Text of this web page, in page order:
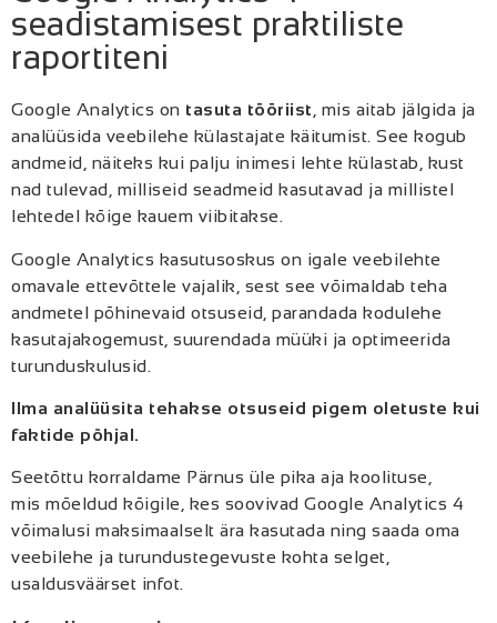
seadistamisest praktiliste
raportiteni
Google Analytics on tasuta tööriist , mis aitab jälgida ja
analüüsida veebilehe külastajate käitumist. See kogub
andmeid, näiteks kui palju inimesi lehte külastab, kust
nad tulevad, milliseid seadmeid kasutavad ja millistel
lehtedel kõige kauem viibitakse.
Google Analytics kasutusoskus on igale veebilehte
omavale ettevõttele vajalik, sest see võimaldab teha
andmetel põhinevaid otsuseid, parandada kodulehe
kasutajakogemust, suurendada müüki ja optimeerida
turunduskulusid.
Ilma analüüsita tehakse otsuseid pigem oletuste kui
faktide põhjal.
Seetõttu korraldame Pärnus üle pika aja koolituse,
mis mõeldud kõigile, kes soovivad Google Analytics 4
võimalusi maksimaalselt ära kasutada ning saada oma
veebilehe ja turundustegevuste kohta selget,
usaldusväärset infot.